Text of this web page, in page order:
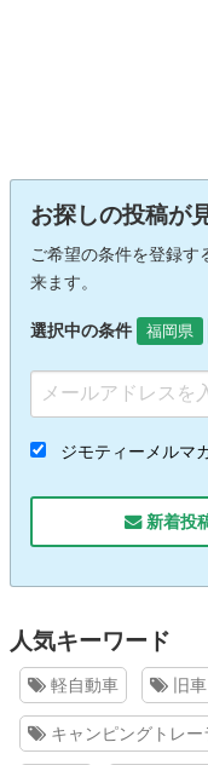
お探しの投稿が
ご希望の条件を登録す
来ます。
選択中の条件 福岡県
ジモティーメルマ
新着投
人気キーワード
軽自動車 旧車
キャンピングトレー